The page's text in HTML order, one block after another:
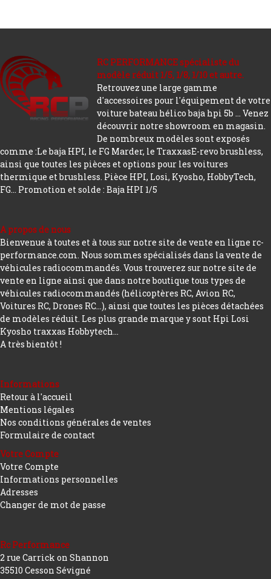
RC PERFORMANCE spécialiste du
modèle réduit 1/5, 1/8, 1/10 et autre.
Retrouvez une large gamme
d'accessoires pour l'équipement de votre
voiture bateau hélico baja hpi 5b ... Venez
découvrir notre showroom en magasin.
De nombreux modèles sont exposés
comme :Le baja HPI, le FG Marder, le TraxxasE-revo brushless,
ainsi que toutes les pièces et options pour les voitures
thermique et brushless. Pièce HPI, Losi, Kyosho, HobbyTech,
FG... Promotion et solde : Baja HPI 1/5
A propos de nous
Bienvenue à toutes et à tous sur notre site de vente en ligne rc-
performance.com. Nous sommes spécialisés dans la vente de
véhicules radiocommandés. Vous trouverez sur notre site de
vente en ligne ainsi que dans notre boutique tous types de
véhicules radiocommandés (hélicoptères RC, Avion RC,
Voitures RC, Drones RC…), ainsi que toutes les pièces détachées
de modèles réduit. Les plus grande marque y sont Hpi Losi
Kyosho traxxas Hobbytech...
A très bientôt !
Informations
Retour à l'accueil
Mentions légales
Nos conditions générales de ventes
Formulaire de contact
Votre Compte
Votre Compte
Informations personnelles
Adresses
Changer de mot de passe
Rc Performance
2 rue Carrick on Shannon
35510 Cesson Sévigné